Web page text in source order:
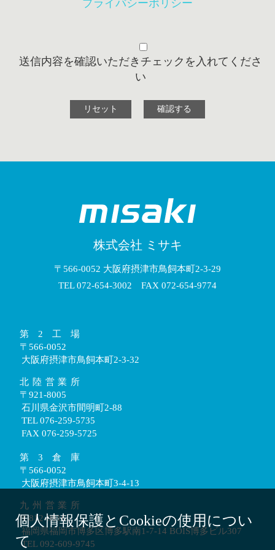
プライバシーポリシー
送信内容を確認いただきチェックを入れてくださ
い
株式会社 ミサキ
〒566-0052 大阪府摂津市鳥飼本町2-3-29
TEL 072-654-3002 FAX 072-654-9774
第2工場
〒566-0052
大阪府摂津市鳥飼本町2-3-32
北陸営業所
〒921-8005
石川県金沢市間明町2-88
TEL 076-259-5735
FAX 076-259-5725
第3倉庫
〒566-0052
大阪府摂津市鳥飼本町3-4-13
九州営業所
〒812-0016
福岡県福岡市博多区博多駅南1-7-14 BOIS博多ビル307
TEL 092-609-9745
個人情報保護とCookieの使用につい
て